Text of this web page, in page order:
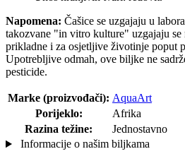
Napomena: Čašice se uzgajaju u
takozvane "in vitro kulture" uzgajaju se
prikladne i za osjetljive životinje poput
Upotrebljive odmah, ove biljke ne
pesticide.
Marke (proizvođači): AquaArt
Porijeklo:
Afrika
Razina težine:
Jednostavno
Informacije o našim biljkama